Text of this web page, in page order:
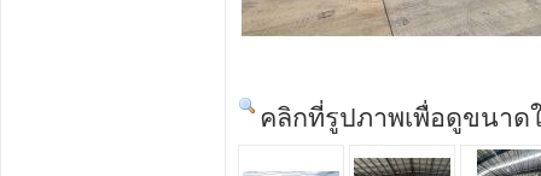
คลิกที่รูปภาพเพื่อดูขนาด